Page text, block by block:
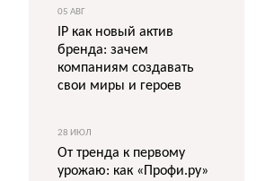
05 АВГ
IP как новый актив
бренда: зачем
компаниям создавать
свои миры и героев
28 ИЮЛ
От тренда к первому
урожаю: как «Профи.ру»